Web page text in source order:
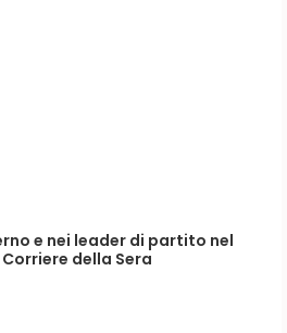
e nei leader di partito nel
della Sera